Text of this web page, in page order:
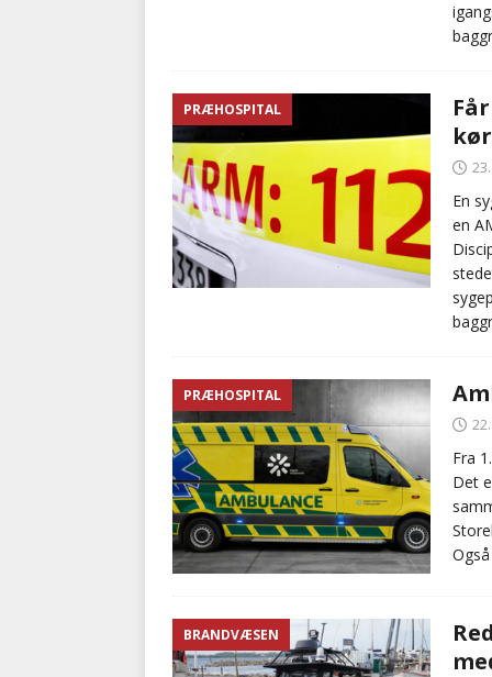
PRÆHOSPITAL
En
en
PRÆHOSPITAL
Fra
Det
BRANDVÆSEN